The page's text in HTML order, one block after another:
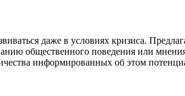
даже в условиях кризиса.
общественного поведения или
информированных об этом